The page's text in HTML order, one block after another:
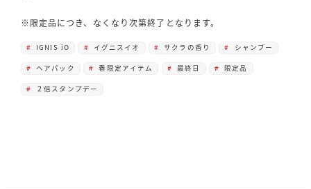
※限定品につき、なくなり次第終了となります。
IGNIS iO イグニスイオ サクラの香り シャンプー
ヘアパック 春限定アイテム 最終日 限定品
２倍スタンプデー